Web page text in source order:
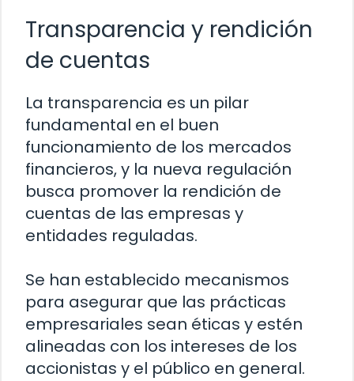
Transparencia y rendición
de cuentas
La transparencia es un pilar
fundamental en el buen
funcionamiento de los mercados
financieros, y la nueva regulación
busca promover la rendición de
cuentas de las empresas y
entidades reguladas.
Se han establecido mecanismos
para asegurar que las prácticas
empresariales sean éticas y estén
alineadas con los intereses de los
accionistas y el público en general.